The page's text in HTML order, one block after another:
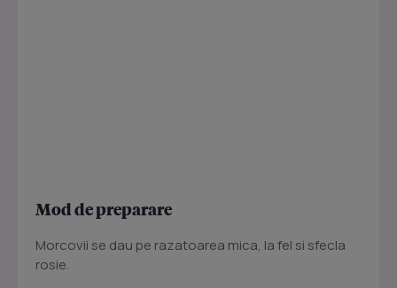
Mod de preparare
Morcovii se dau pe razatoarea mica, la fel si sfecla
rosie.